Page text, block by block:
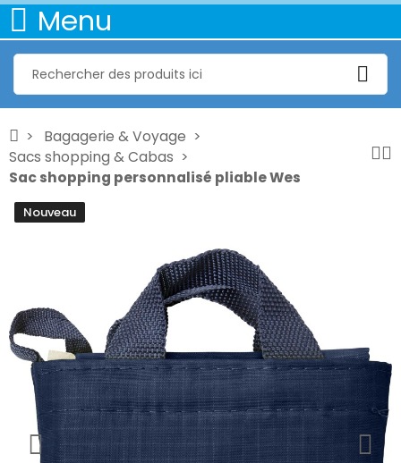
Menu
Bagagerie & Voyage
Sacs shopping & Cabas
Sac shopping personnalisé pliable Wes
Nouveau